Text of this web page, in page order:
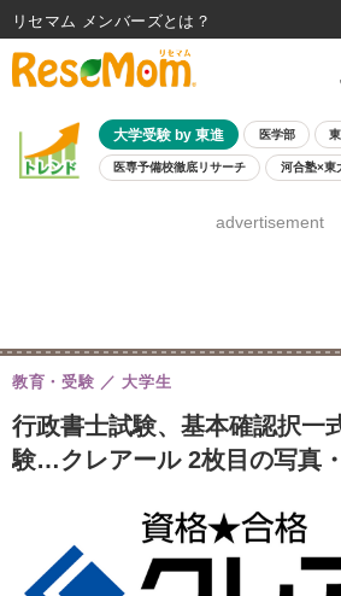
大学受験 by 東進 医学部
医専予備校徹底リサーチ 河合塾×東
8月開催学校説明会・相談会
advertisement
行政書士試験、基本確認択一
験…クレアール 2枚目の写真
教育・受験 大学生
リセマム メンバーズ